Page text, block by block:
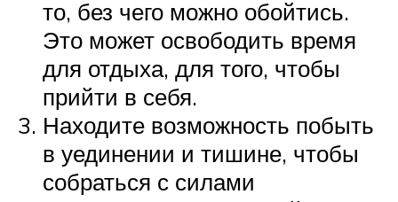
то, без чего можно обойтись.
Это может освободить время
для отдыха, для того, чтобы
прийти в себя.
Находите возможность побыть
в уединении и тишине, чтобы
собраться с силами